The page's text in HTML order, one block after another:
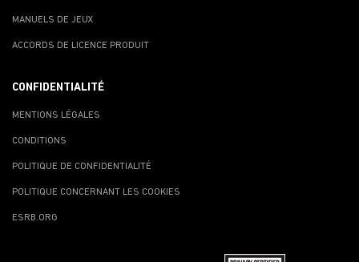
MANUELS DE JEUX
ACCORDS DE LICENCE PRODUIT
CONFIDENTIALITÉ
MENTIONS LÉGALES
CONDITIONS
POLITIQUE DE CONFIDENTIALITÉ
POLITIQUE CONCERNANT LES COOKIES
ESRB.ORG